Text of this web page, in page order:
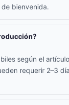
bienvenida.
según el
requerir 2–3